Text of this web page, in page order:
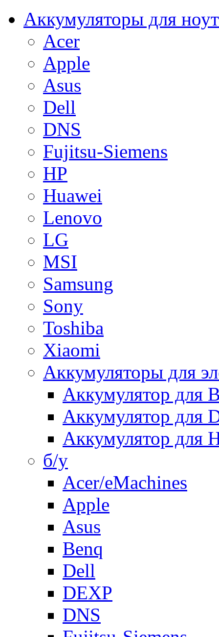
Аккумуляторы для
Acer
Apple
Asus
Dell
DNS
Fujitsu-Siemens
HP
Huawei
Lenovo
LG
MSI
Samsung
Sony
Toshiba
Xiaomi
Аккумуляторы для
Аккумулятор для
Аккумулятор для
Аккумулятор для
б/у
Acer/eMachines
Apple
Asus
Benq
Dell
DEXP
DNS